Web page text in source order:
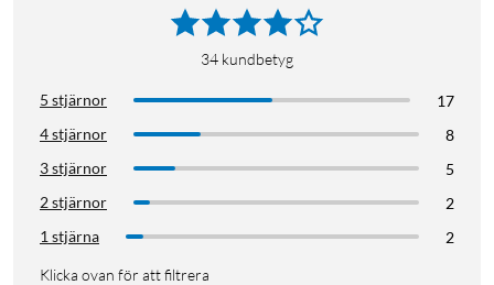
34 kundbetyg
5 stjärnor
17
4 stjärnor
8
3 stjärnor
5
2 stjärnor
2
1 stjärna
2
Klicka ovan för att filtrera